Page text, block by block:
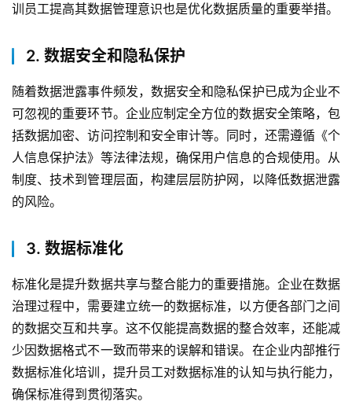
训员工提高其数据管理意识也是优化数据质量的重要举措。
2. 数据安全和隐私保护
随着数据泄露事件频发，数据安全和隐私保护已成为企业不
可忽视的重要环节。企业应制定全方位的数据安全策略，包
括数据加密、访问控制和安全审计等。同时，还需遵循《个
人信息保护法》等法律法规，确保用户信息的合规使用。从
制度、技术到管理层面，构建层层防护网，以降低数据泄露
的风险。
3. 数据标准化
标准化是提升数据共享与整合能力的重要措施。企业在数据
治理过程中，需要建立统一的数据标准，以方便各部门之间
的数据交互和共享。这不仅能提高数据的整合效率，还能减
少因数据格式不一致而带来的误解和错误。在企业内部推行
数据标准化培训，提升员工对数据标准的认知与执行能力，
确保标准得到贯彻落实。